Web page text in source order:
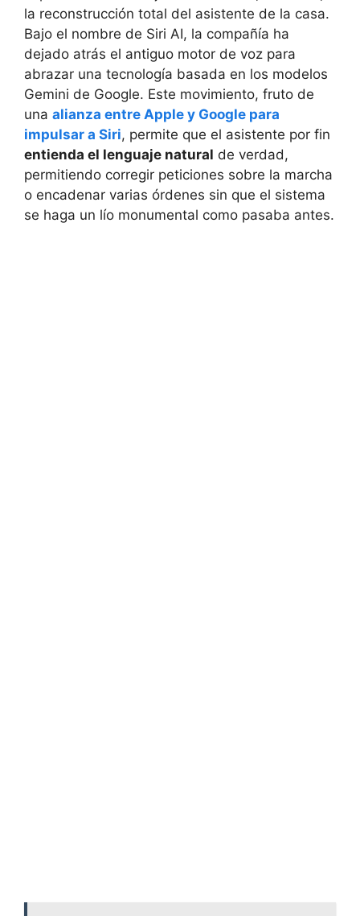
la reconstrucción total del asistente de la casa.
Bajo el nombre de Siri AI, la compañía ha
dejado atrás el antiguo motor de voz para
abrazar una tecnología basada en los modelos
Gemini de Google. Este movimiento, fruto de
una alianza entre Apple y Google para
impulsar a Siri, permite que el asistente por fin
entienda el lenguaje natural de verdad,
permitiendo corregir peticiones sobre la marcha
o encadenar varias órdenes sin que el sistema
se haga un lío monumental como pasaba antes.